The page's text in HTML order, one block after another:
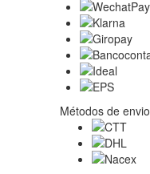
Métodos de envio